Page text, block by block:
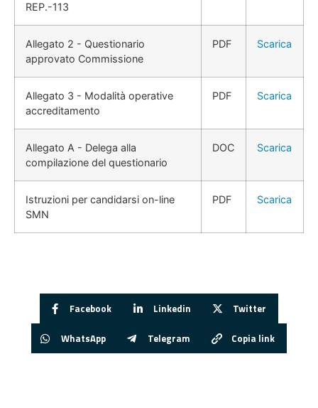
REP.-113
Allegato 2 - Questionario
approvato Commissione
PDF Scarica
Allegato 3 - Modalità operative
accreditamento
PDF Scarica
Allegato A - Delega alla
compilazione del questionario
DOC Scarica
Istruzioni per candidarsi on-line
SMN
PDF Scarica
Facebook Linkedin Twitter
WhatsApp Telegram Copia link